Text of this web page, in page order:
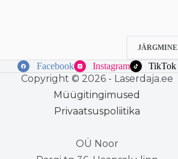
tootelehel.
JÄRGMINE
Facebook Instagram TikTok
Copyright © 2026 - Laserdaja.ee
Müügitingimused
Privaatsuspoliitika
OÜ Noor